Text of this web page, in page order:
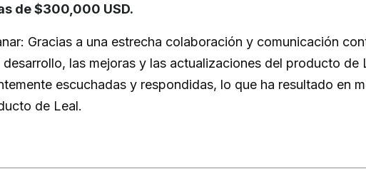
de $300,000 USD.
Gracias a una estrecha colaboración y comunicación
las mejoras y las actualizaciones del producto de
escuchadas y respondidas, lo que ha resultado en
de Leal.